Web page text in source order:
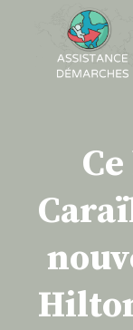
content